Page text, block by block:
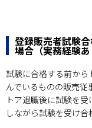
登録販売者試験
場合（実務経験
試験に合格する前か
んでいるものの販売
トア退職後に試験を
しながら試験を受け合